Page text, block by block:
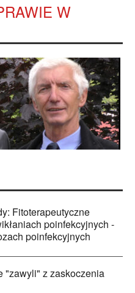
W
Fitoterapeutyczne
poinfekcyjnych -
poinfekcyjnych
"zawyli" z zaskoczenia